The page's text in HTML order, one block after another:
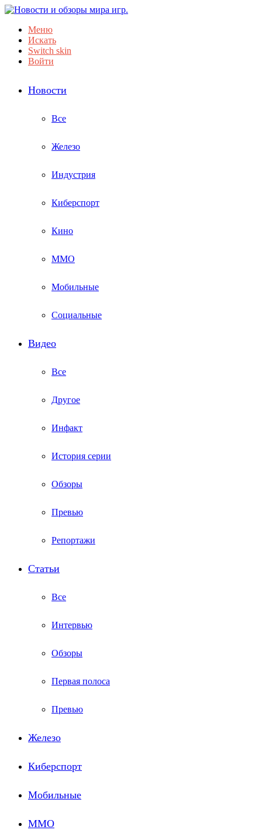
Меню
Искать
Switch skin
Войти
Новости
Все
Железо
Индустрия
Киберспорт
Кино
ММО
Мобильные
Социальные
Видео
Все
Другое
Инфакт
История серии
Обзоры
Превью
Репортажи
Статьи
Все
Интервью
Обзоры
Первая полоса
Превью
Железо
Киберспорт
Мобильные
ММО